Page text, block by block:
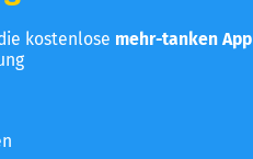
kostenlose mehr-tanken App